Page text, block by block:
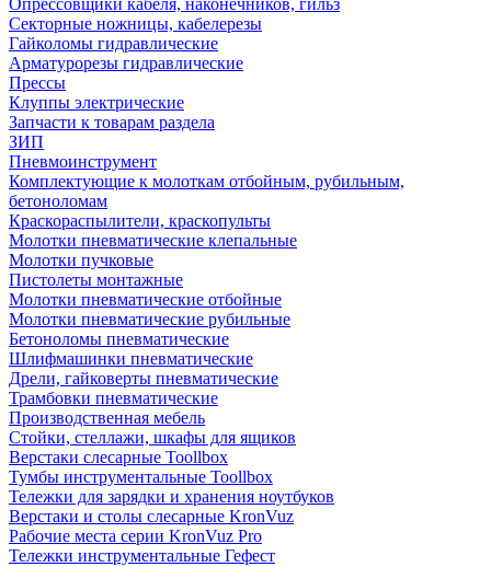
Опрессовщики кабеля, наконечников, гильз
Секторные ножницы, кабелерезы
Гайколомы гидравлические
Арматурорезы гидравлические
Прессы
Клуппы электрические
Запчасти к товарам раздела
ЗИП
Пневмоинструмент
Комплектующие к молоткам отбойным, рубильным,
бетоноломам
Краскораспылители, краскопульты
Молотки пневматические клепальные
Молотки пучковые
Пистолеты монтажные
Молотки пневматические отбойные
Молотки пневматические рубильные
Бетоноломы пневматические
Шлифмашинки пневматические
Дрели, гайковерты пневматические
Трамбовки пневматические
Производственная мебель
Стойки, стеллажи, шкафы для ящиков
Верстаки слесарные Toollbox
Тумбы инструментальные Toollbox
Тележки для зарядки и хранения ноутбуков
Верстаки и столы слесарные KronVuz
Рабочие места серии KronVuz Pro
Тележки инструментальные Гефест